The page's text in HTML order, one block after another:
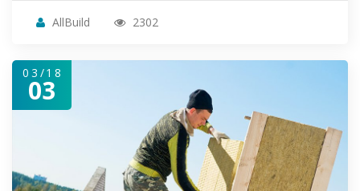
AllBuild 2302
03/18
03